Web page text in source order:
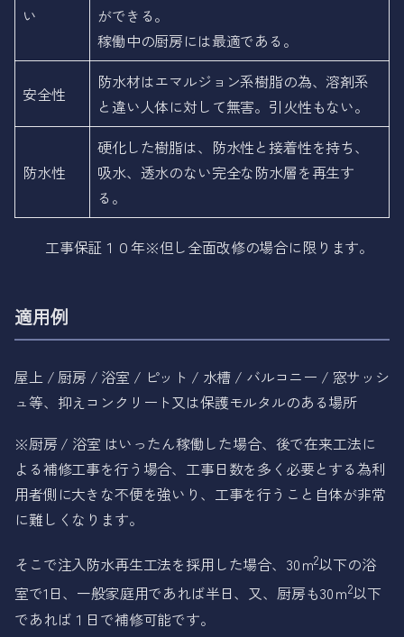
い
ができる。
稼働中の厨房には最適である。
安全性
防水材はエマルジョン系樹脂の為、溶剤系
と違い人体に対して無害。引火性もない。
防水性
硬化した樹脂は、防水性と接着性を持ち、
吸水、透水のない完全な防水層を再生す
る。
工事保証１０年※但し全面改修の場合に限ります。
適用例
屋上 / 厨房 / 浴室 / ピット / 水槽 / バルコニー / 窓サッシ
ュ等、抑えコンクリート又は保護モルタルのある場所
※厨房 / 浴室 はいったん稼働した場合、後で在来工法に
よる補修工事を行う場合、工事日数を多く必要とする為利
用者側に大きな不便を強いり、工事を行うこと自体が非常
に難しくなります。
そこで注入防水再生工法を採用した場合、30ｍ2以下の浴
室で1日、一般家庭用であれば半日、又、厨房も30ｍ2以下
であれば１日で補修可能です。